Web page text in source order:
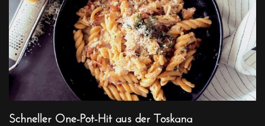
Schneller One-Pot-Hit aus der Toskana